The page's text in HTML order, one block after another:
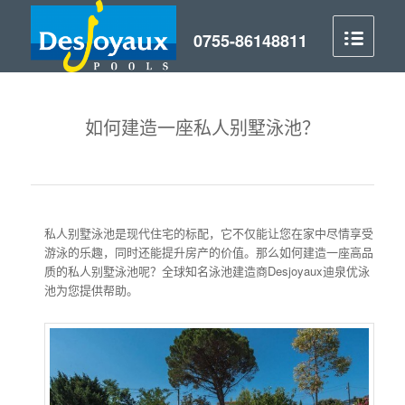
如何建造一座私人别墅泳池？
私人别墅泳池是现代住宅的标配，它不仅能让您在家中尽情享受
游泳的乐趣，同时还能提升房产的价值。那么如何建造一座高品
质的私人别墅泳池呢？全球知名泳池建造商Desjoyaux迪泉优泳
池为您提供帮助。